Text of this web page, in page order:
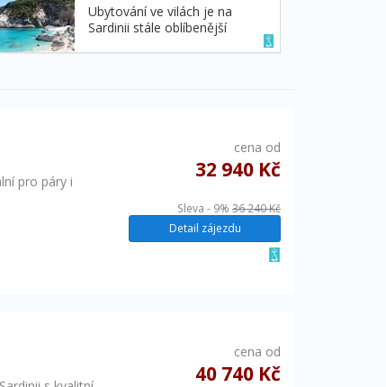
Ubytování ve vilách je na
Sardinii stále oblíbenější
pro páry i
cena od
32 940 Kč
Sleva - 9% 36 240 Kč
Detail zájezdu
cena od
40 740 Kč